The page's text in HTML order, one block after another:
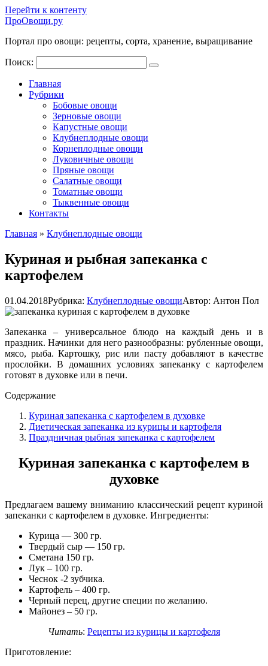
Перейти к контенту
ПроОвощи.ру
Портал про овощи: рецепты, сорта, хранение, выращивание
Поиск:
Главная
Рубрики
Бобовые овощи
Зерновые овощи
Капустные овощи
Клубнеплодные овощи
Корнеплодные овощи
Луковичные овощи
Пряные овощи
Салатные овощи
Томатные овощи
Тыквенные овощи
Контакты
Главная » Клубнеплодные овощи
Куриная и рыбная запеканка с
картофелем
01.04.2018Рубрика: Клубнеплодные овощиАвтор: Антон Пол
Запеканка – универсальное блюдо на каждый день и в
праздник. Начинки для него разнообразны: рубленные овощи,
мясо, рыба. Картошку, рис или пасту добавляют в качестве
прослойки. В домашних условиях запеканку с картофелем
готовят в духовке или в печи.
Содержание
Куриная запеканка с картофелем в духовке
Диетическая запеканка из курицы и картофеля
Праздничная рыбная запеканка с картофелем
Куриная запеканка с картофелем в
духовке
Предлагаем вашему вниманию классический рецепт куриной
запеканки с картофелем в духовке. Ингредиенты:
Курица — 300 гр.
Твердый сыр — 150 гр.
Сметана 150 гр.
Лук – 100 гр.
Чеснок -2 зубчика.
Картофель – 400 гр.
Черный перец, другие специи по желанию.
Майонез – 50 гр.
Читать: Рецепты из курицы и картофеля
Приготовление: